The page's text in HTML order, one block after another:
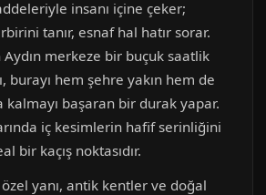
insanı içine çeker;
tanır, esnaf hal hatır sorar.
Aydın merkeze bir buçuk saatlik
burayı hem şehre yakın hem de
kalmayı başaran bir durak yapar.
iç kesimlerin hafif serinliğini
bir kaçış noktasıdır.
özel yanı, antik kentler ve doğal